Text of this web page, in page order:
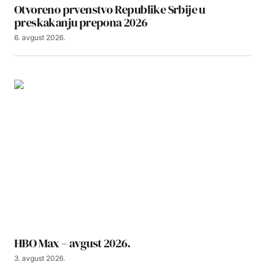
Otvoreno prvenstvo Republike Srbije u
preskakanju prepona 2026
6. avgust 2026.
HBO Max – avgust 2026.
3. avgust 2026.